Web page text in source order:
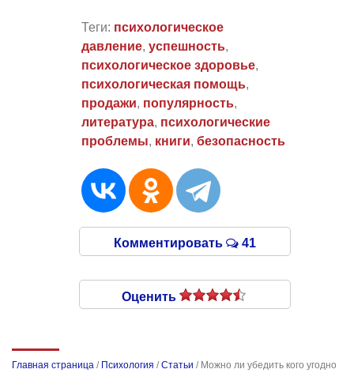
Теги: психологическое
давление, успешность,
психологическое здоровье,
психологическая помощь,
продажи, популярность,
литература, психологические
проблемы, книги, безопасность
Комментировать 41
Оценить
Главная страница / Психология /Статьи / Можно ли убедить кого угодно